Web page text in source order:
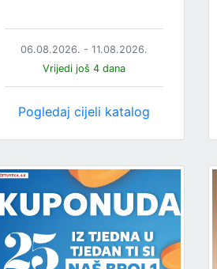
06.08.2026. - 11.08.2026.
Vrijedi još 4 dana
Pogledaj cijeli katalog